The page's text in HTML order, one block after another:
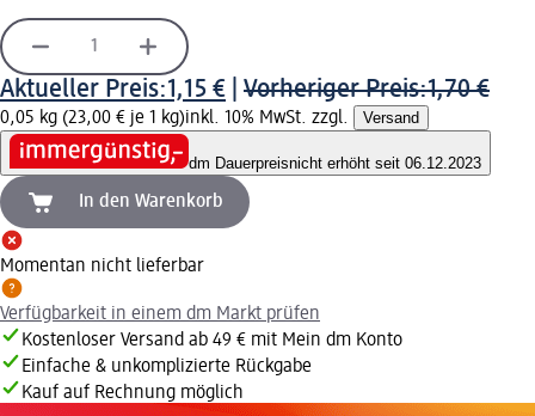
Aktueller Preis:1,15 € Vorheriger Preis:1,70 €
0,05 kg (23,00 € je 1 kg)inkl. 10% MwSt. zzgl. Versand
dm Dauerpreisnicht erhöht seit 06.12.2023
In den Warenkorb
Momentan nicht lieferbar
Verfügbarkeit in einem dm Markt prüfen
Kostenloser Versand ab 49 € mit Mein dm Konto
Einfache & unkomplizierte Rückgabe
Kauf auf Rechnung möglich